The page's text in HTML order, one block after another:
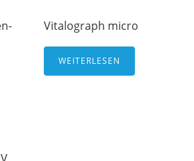
Vitalograph micro
WEITERLESEN